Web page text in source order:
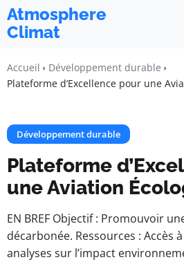
Atmosphere
Climat
Accueil
Développement durable
Plateforme d’Excellence pour une
Développement durable
Plateforme
une Aviation
EN BREF Objectif : Promouvoir
décarbonée. Ressources : Accès
analyses sur l’impact